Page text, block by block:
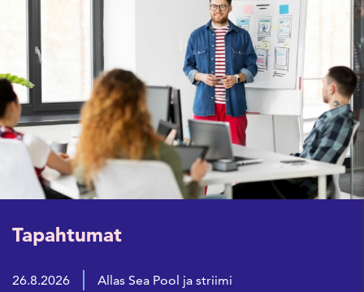
Tapahtumat
26.8.2026 Allas Sea Pool ja striimi